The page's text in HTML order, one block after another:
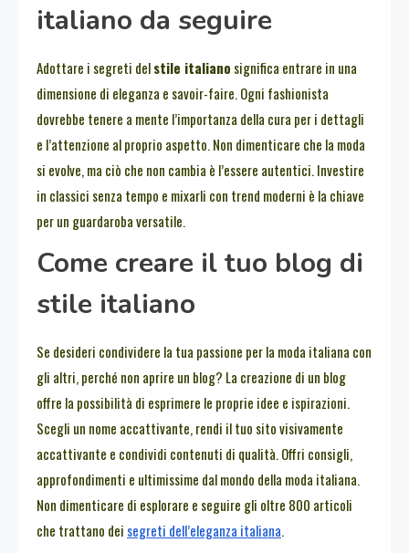
italiano da seguire
Adottare i segreti delstile italiano significa entrare in una
dimensione di eleganza e savoir-faire. Ogni fashionista
dovrebbe tenere a mente l’importanza della cura per i dettagli
e l’attenzione al proprio aspetto. Non dimenticare che la moda
si evolve, ma ciò che non cambia è l’essere autentici. Investire
in classici senza tempo e mixarli con trend moderni è la chiave
per un guardaroba versatile.
Come creare il tuo blog di
stile italiano
Se desideri condividere la tua passione per la moda italiana con
gli altri, perché non aprire un blog? La creazione di un blog
offre la possibilità di esprimere le proprie idee e ispirazioni.
Scegli un nome accattivante, rendi il tuo sito visivamente
accattivante e condividi contenuti di qualità. Offri consigli,
approfondimenti e ultimissime dal mondo della moda italiana.
Non dimenticare di esplorare e seguire gli oltre 800 articoli
che trattano dei segreti dell’eleganza italiana.